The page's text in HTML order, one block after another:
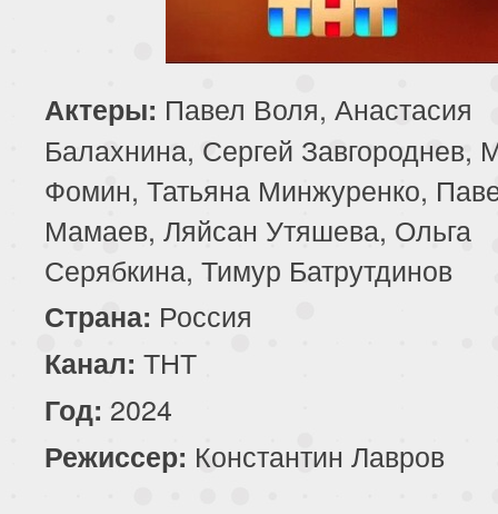
Актеры: Павел Воля, Анастасия
Балахнина, Сергей Завгороднев,
Фомин, Татьяна Минжуренко,
Мамаев, Ляйсан Утяшева, Ольга
Серябкина, Тимур Батрутдинов
Страна: Россия
Канал: ТНТ
Год: 2024
Режиссер: Константин Лавров